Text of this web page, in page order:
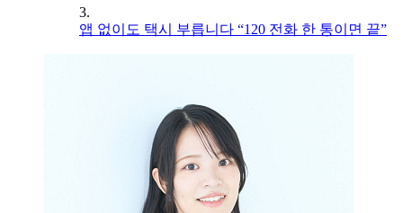
3.
앱 없이도 택시 부릅니다 “120 전화 한 통이면 끝”